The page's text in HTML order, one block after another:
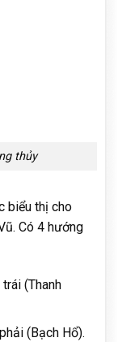
thủy
biểu thị cho
Có 4 hướng
(Thanh
(Bạch Hổ).